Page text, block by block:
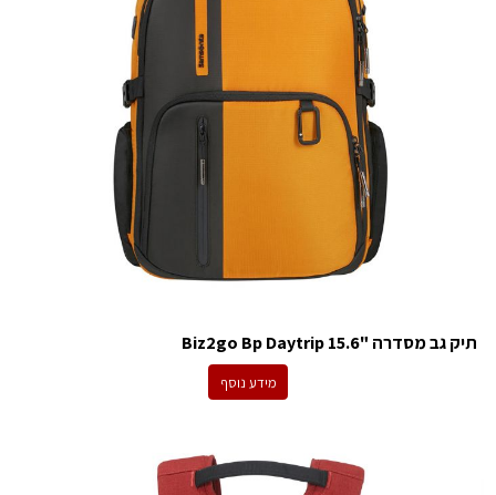
תיק גב מסדרה "15.6 Biz2go Bp Daytrip
מידע נוסף